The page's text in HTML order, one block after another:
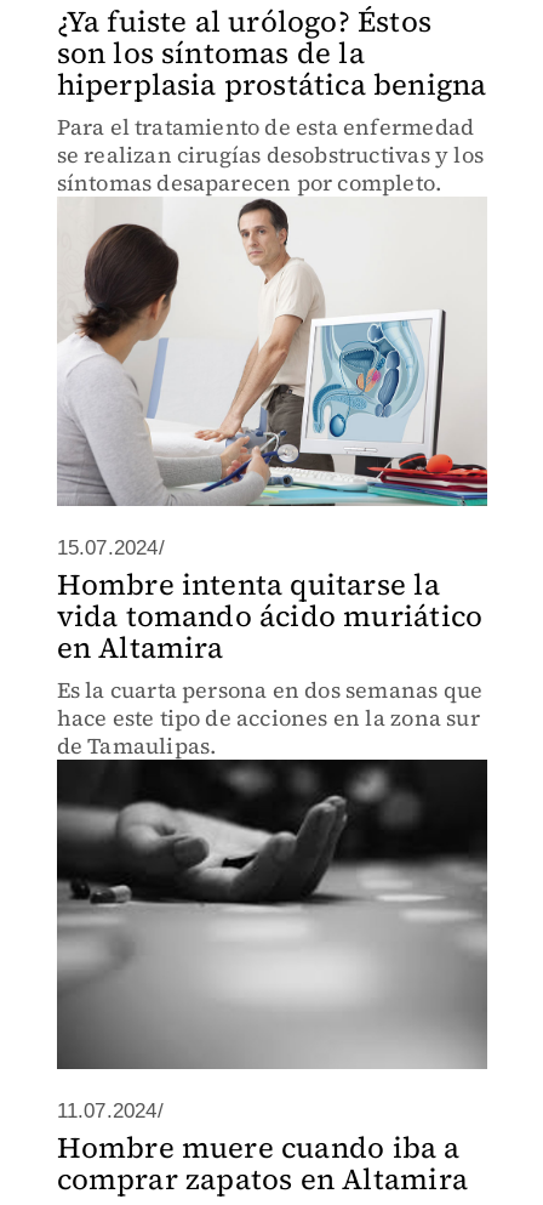
¿Ya fuiste al urólogo? Éstos
son los síntomas de la
hiperplasia prostática benigna
Para el tratamiento de esta enfermedad
se realizan cirugías desobstructivas y los
síntomas desaparecen por completo.
15.07.2024/
Hombre intenta quitarse la
vida tomando ácido muriático
en Altamira
Es la cuarta persona en dos semanas que
hace este tipo de acciones en la zona sur
de Tamaulipas.
11.07.2024/
Hombre muere cuando iba a
comprar zapatos en Altamira